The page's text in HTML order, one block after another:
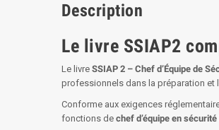
Description
Le livre SSIAP2
Le livre SSIAP 2 – Chef d’Équipe de
professionnels dans la préparation et
Conforme aux exigences
fonctions de chef d’équipe en